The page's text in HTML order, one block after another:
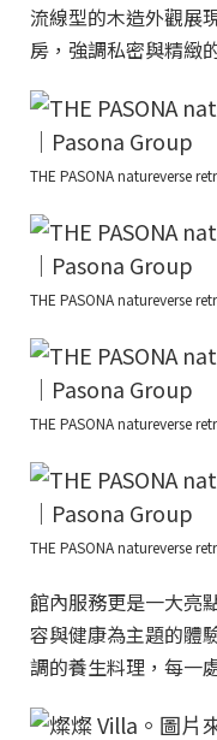
流線型的木造外觀展
房，強調私密與精緻
THE PASONA natureverse
THE PASONA natureverse
THE PASONA natureverse
THE PASONA natureverse
館內服務更是一大亮
容與健康為主題的體
調的養生料理，每一